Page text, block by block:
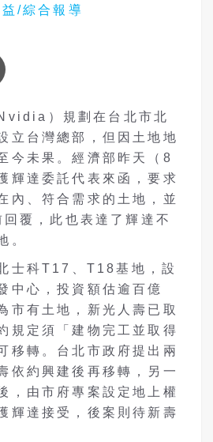
/綜合報導
）規劃在台北市北
立台灣總部，但因土地地
今未果。經濟部昨天（8
輝達委託代表來函，要求
內、符合需求的土地，並
覆，此也表達了輝達不
。
士科T17、T18基地，設
中心，投資額估逾百億
市有土地，新光人壽已取
規定須「建物完工並取得
移轉。台北市政府提出兩
依約興建後再移轉，另一
，由市府專案設定地上權
輝達接受，後案則待新壽